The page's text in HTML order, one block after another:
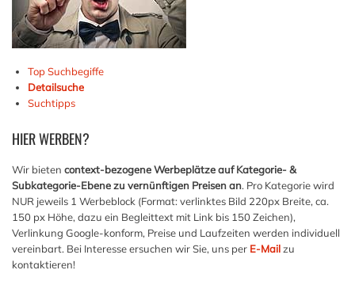
Top Suchbegiffe
Detailsuche
Suchtipps
HIERWERBEN?
Wir bieten context-bezogene Werbeplätze auf Kategorie- &
Subkategorie-Ebene zu vernünftigen Preisen an. Pro Kategorie wird
NUR jeweils 1 Werbeblock (Format: verlinktes Bild 220px Breite, ca.
150 px Höhe, dazu ein Begleittext mit Link bis 150 Zeichen),
Verlinkung Google-konform, Preise und Laufzeiten werden individuell
vereinbart. Bei Interesse ersuchen wir Sie, uns per E-Mailzu
kontaktieren!